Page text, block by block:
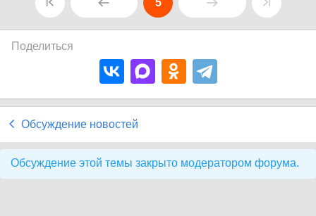
5
Поделиться
Обсуждение новостей
Обсуждение этой темы закрыто модератором форума.